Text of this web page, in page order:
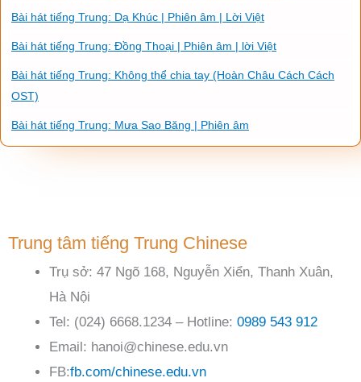
Bài hát tiếng Trung: Dạ Khúc | Phiên âm | Lời Việt
Bài hát tiếng Trung: Đồng Thoại | Phiên âm | lời Việt
Bài hát tiếng Trung: Không thể chia tay (Hoàn Châu Cách Cách
OST)
Bài hát tiếng Trung: Mưa Sao Băng | Phiên âm
Trung tâm tiếng Trung Chinese
Trụ sở: 47 Ngõ 168, Nguyễn Xiển, Thanh Xuân,
Hà Nội
Tel: (024) 6668.1234 – Hotline: 0989 543 912
Email: hanoi@chinese.edu.vn
FB:fb.com/chinese.edu.vn